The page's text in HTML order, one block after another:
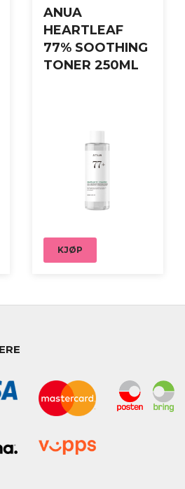
ANUA
HEARTLEAF
77% SOOTHING
TONER 250ML
KJØP